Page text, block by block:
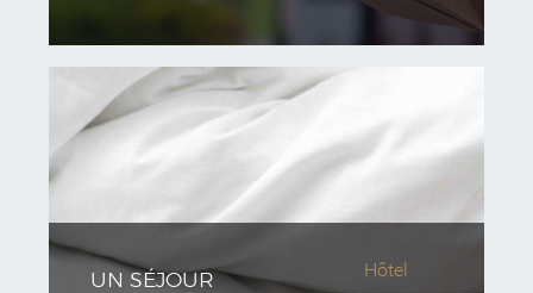
UN SÉJOUR
Hôtel